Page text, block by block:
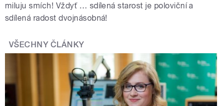
miluju smích! Vždyť … sdílená starost je poloviční a
sdílená radost dvojnásobná!
VŠECHNY ČLÁNKY